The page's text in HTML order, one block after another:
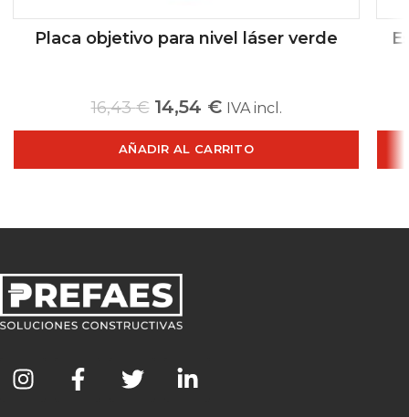
Placa objetivo para nivel láser verde
16,43€ 14,54 € IVA incl.
AÑADIR AL CARRITO